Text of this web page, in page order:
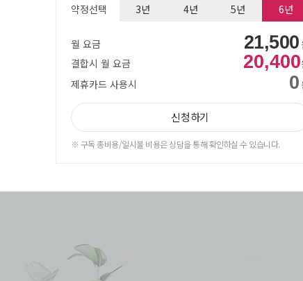
약정선택 3년 4년 5년 6년
월 요금 21,500
결합시 월 요금
20,400
제휴카드 사용시
0
신청하기
※ 구독 총비용/일시불 비용은 상담을 통해 확인하실 수 있습니다.